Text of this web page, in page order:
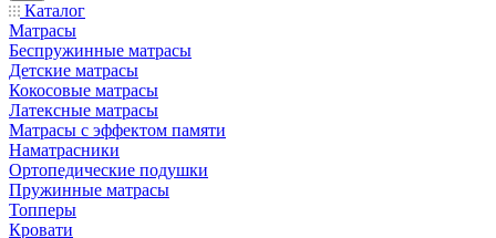
Каталог
Матрасы
Беспружинные матрасы
Детские матрасы
Кокосовые матрасы
Латексные матрасы
Матрасы с эффектом памяти
Наматрасники
Ортопедические подушки
Пружинные матрасы
Топперы
Кровати